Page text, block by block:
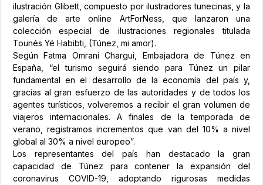
ilustración Glibett, compuesto por ilustradores tunecinas, y la
galería de arte online ArtForNess, que lanzaron una
colección especial de ilustraciones regionales titulada
Tounés Yé Habibti, (Túnez, mi amor).
Según Fatma Omrani Chargui, Embajadora de Túnez en
España, “el turismo seguirá siendo para Túnez un pilar
fundamental en el desarrollo de la economía del país y,
gracias al gran esfuerzo de las autoridades y de todos los
agentes turísticos, volveremos a recibir el gran volumen de
viajeros internacionales. A finales de la temporada de
verano, registramos incrementos que van del 10% a nivel
global al 30% a nivel europeo”.
Los representantes del país han destacado la gran
capacidad de Túnez para contener la expansión del
coronavirus COVID-19, adoptando rigurosas medidas